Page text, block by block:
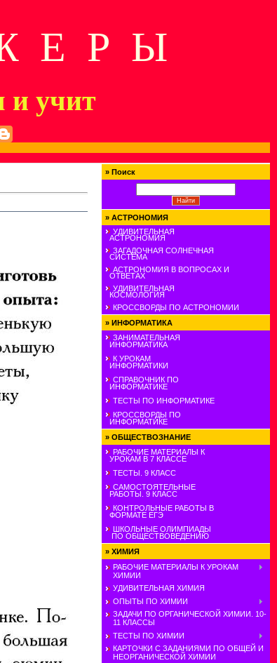
Е Р Ы
и учит
» Поиск
» АСТРОНОМИЯ
УДИВИТЕЛЬНАЯ
АСТРОНОМИЯ
ЗАГАДОЧНАЯ СОЛНЕЧНАЯ
СИСТЕМА
АСТРОНОМИЯ В ВОПРОСАХ И
ОТВЕТАХ
УДИВИТЕЛЬНАЯ
КОСМОЛОГИЯ
КРОССВОРДЫ ПО АСТРОНОМИИ
» ИНФОРМАТИКА
ЗАНИМАТЕЛЬНАЯ
ИНФОРМАТИКА
К УРОКАМ
ИНФОРМАТИКИ
СПРАВОЧНИК ПО
ИНФОРМАТИКЕ
ТЕСТЫ ПО ИНФОРМАТИКЕ
КРОССВОРДЫ ПО
ИНФОРМАТИКЕ
» ОБЩЕСТВОЗНАНИЕ
РАБОЧИЕ МАТЕРИАЛЫ К
УРОКАМ В 7 КЛАССЕ
ТЕСТЫ. 9 КЛАСС
САМОСТОЯТЕЛЬНЫЕ
РАБОТЫ. 9 КЛАСС
КОНТРОЛЬНЫЕ РАБОТЫ В
ФОРМАТЕ ЕГЭ
ШКОЛЬНЫЕ ОЛИМПИАДЫ
ПО ОБЩЕСТВОВЕДЕНИЮ
» ХИМИЯ
РАБОЧИЕ МАТЕРИАЛЫ К УРОКАМ
ХИМИИ
УДИВИТЕЛЬНАЯ ХИМИЯ
ОПЫТЫ ПО ХИМИИ
ЗАДАЧИ ПО ОРГАНИЧЕСКОЙ ХИМИИ. 10-
11 КЛАССЫ
ТЕСТЫ ПО ХИМИИ
КАРТОЧКИ С ЗАДАНИЯМИ ПО ОБЩЕЙ И
НЕОРГАНИЧЕСКОЙ ХИМИИ